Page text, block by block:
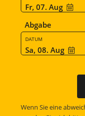
Fr, 07. Aug
Abgabe
DATUM
Sa, 08. Aug
Wenn Sie eine